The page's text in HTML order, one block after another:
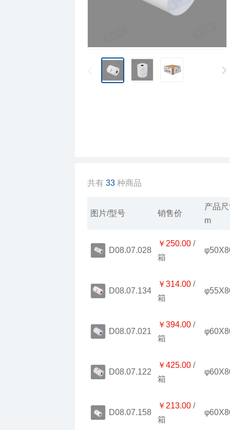
共有 33种商品
图片/型号
销售价
m
D08.07.028
￥250.00
箱
D08.07.134
￥314.00
箱
D08.07.021
￥394.00
箱
D08.07.122
￥425.00
箱
D08.07.158
￥213.00
箱